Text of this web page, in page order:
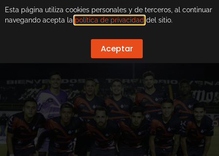
Esta página utiliza cookies personales y de terceros, al continuar
navegando acepta la política de privacidad del sitio.
Aceptar